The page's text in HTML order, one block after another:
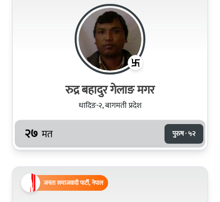
रुद्र बहादुर गेलाङ मगर
धादिङ-२, बागमती प्रदेश
२७ मत पुरुष · ५२
जनता समाजवादी पार्टी, नेपाल